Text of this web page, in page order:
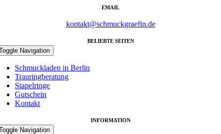
EMAIL
kontakt@schmuckgraefin.de
BELIEBTE SEITEN
Navigation
Schmuckladen in Berlin
Trauringberatung
Stapelringe
Gutschein
Kontakt
INFORMATION
Navigation